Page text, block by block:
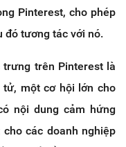
Pinterest, cho phép
đó tương tác với nó.
trưng trên Pinterest là
một cơ hội lớn cho
nội dung cảm hứng
các doanh nghiệp